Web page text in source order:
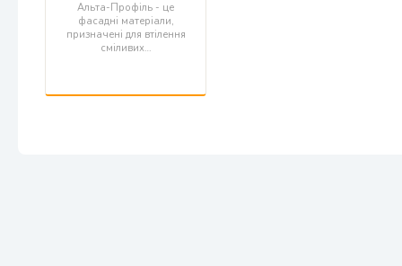
Альта-Профіль - це
фасадні матеріали,
призначені для втілення
сміливих…